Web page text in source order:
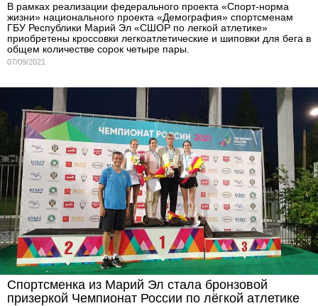
В рамках реализации федерального проекта «Спорт-норма
жизни» национального проекта «Демография» спортсменам
ГБУ Республики Марий Эл «СШОР по легкой атлетике»
приобретены кроссовки легкоатлетические и шиповки для бега в
общем количестве сорок четыре пары.
07/09/2021
Спортсменка из Марий Эл стала бронзовой
призеркой Чемпионат России по лёгкой атлетике